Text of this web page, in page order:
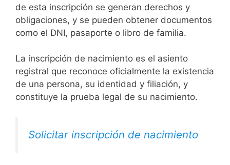
de esta inscripción se generan derechos y
obligaciones, y se pueden obtener documentos
como el DNI, pasaporte o libro de familia.
La inscripción de nacimiento es el asiento
registral que reconoce oficialmente la existencia
de una persona, su identidad y filiación, y
constituye la prueba legal de su nacimiento.
Solicitar inscripción de nacimiento